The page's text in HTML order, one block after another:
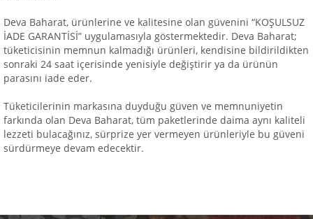
Deva Baharat, ürünlerine ve kalitesine olan güvenini “KOŞULSUZ
İADE GARANTİSİ” uygulamasıyla göstermektedir. Deva Baharat;
tüketicisinin memnun kalmadığı ürünleri, kendisine bildirildikten
sonraki 24 saat içerisinde yenisiyle değiştirir ya da ürünün
parasını iade eder.
Tüketicilerinin markasına duyduğu güven ve memnuniyetin
farkında olan Deva Baharat, tüm paketlerinde daima aynı kaliteli
lezzeti bulacağınız, sürprize yer vermeyen ürünleriyle bu güveni
sürdürmeye devam edecektir.